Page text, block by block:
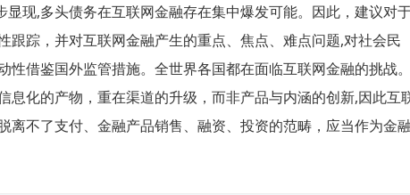
显现,多头债务在互联网金融存在集中爆发可能。因此，建议对
跟踪，并对互联网金融产生的重点、焦点、难点问题,对社会民
借鉴国外监管措施。全世界各国都在面临互联网金融的挑战。
息化的产物，重在渠道的升级，而非产品与内涵的创新,因此互
离不了支付、金融产品销售、融资、投资的范畴，应当作为金融